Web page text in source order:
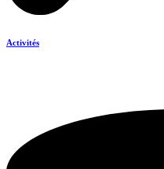
Activités